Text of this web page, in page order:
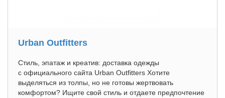
Urban Outfitters
Стиль, эпатаж и креатив: доставка одежды
с официального сайта Urban Outfitters Хотите
выделяться из толпы, но не готовы жертвовать
комфортом? Ищите свой стиль и отдаете предпочтение